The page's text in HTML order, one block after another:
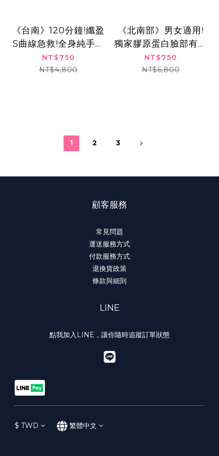
《台南》120分鐘!纖盈
S曲線急救!全身純手技
纖體+熱磁肌力雕
塑,750元
NT$750
NT$4,800
《北南部》男女適用!
獨家膠原蛋白臉部有感
清痘亮白修護+耳穴健
康按摩,750元
NT$750
NT$6,800
1 2 3
顧客服務
常見問題
運送服務方式
付款服務方式
退換貨政策
條款與細則
LINE
點我加入LINE，讓你隨時追蹤訂單狀態
$ TWD 繁體中文